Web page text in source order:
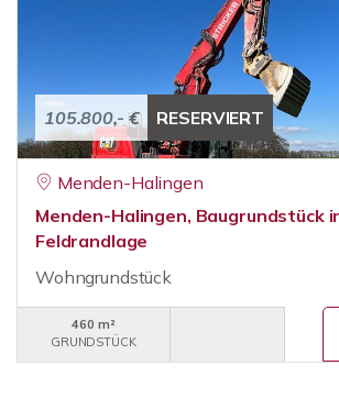
105.800,- € RESERVIERT
Menden-Halingen
Menden-Halingen, Baugrundstück
Feldrandlage
Wohngrundstück
460 m²
GRUNDSTÜCK